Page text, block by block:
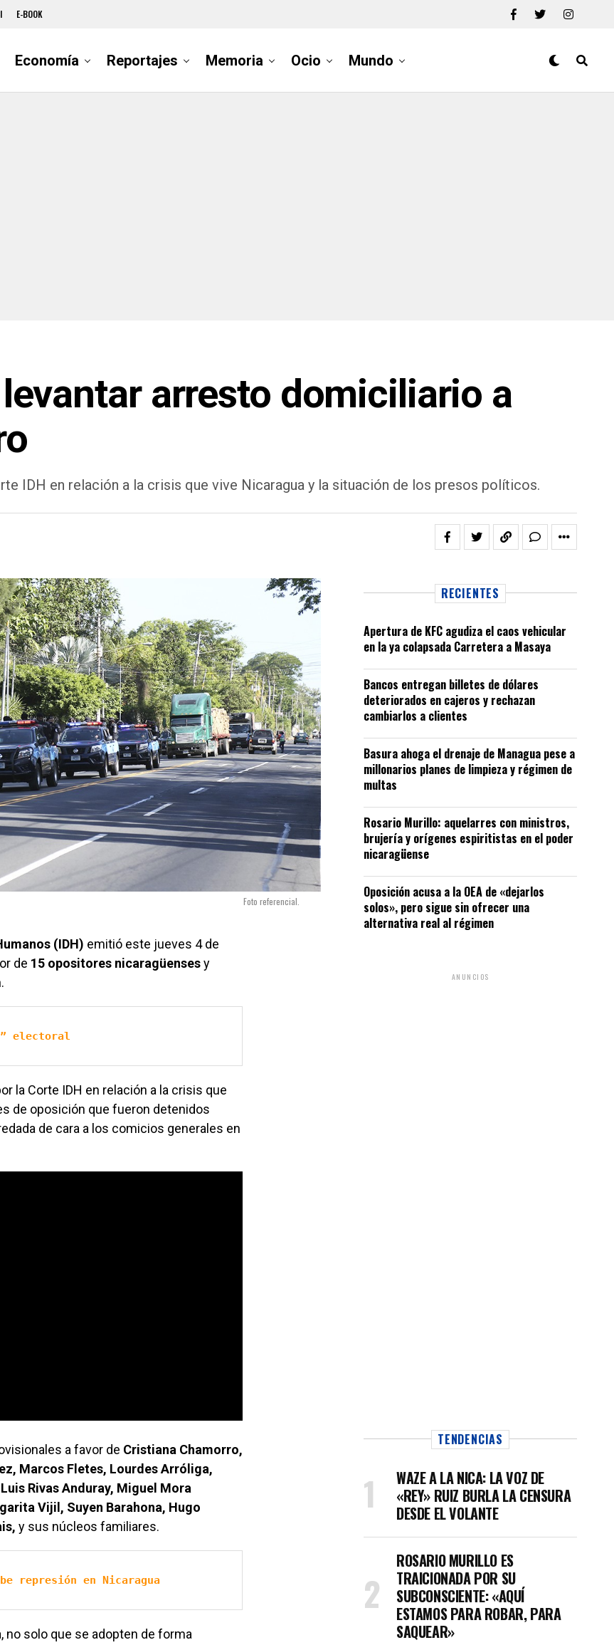
E-BOOK
Economía Reportajes Memoria Ocio Mundo
arresto domiciliario a
IDH en relación a la crisis que vive Nicaragua y la situación de los presos políticos.
Foto referencial.
(IDH) emitió este jueves 4 de
de 15 opositores nicaragüensesy
electoral
la Corte IDH en relación a la crisis que
de oposición que fueron detenidos
de cara a los comicios generales en
a favor de Cristiana Chamorro,
Marcos Fletes, Lourdes Arróliga,
Rivas Anduray, Miguel Mora
Vijil, Suyen Barahona, Hugo
y sus núcleos familiares.
represión en Nicaragua
no solo que se adopten de forma
RECIENTES
Apertura de KFC agudiza el caos vehicular
en la ya colapsada Carretera a Masaya
Bancos entregan billetes de dólares
deteriorados en cajeros y rechazan
cambiarlos a clientes
Basura ahoga el drenaje de Managua pese a
millonarios planes de limpieza y régimen de
multas
Rosario Murillo: aquelarres con ministros,
brujería y orígenes espiritistas en el poder
nicaragüense
Oposición acusa a la OEA de «dejarlos
solos», pero sigue sin ofrecer una
alternativa real al régimen
ANUNCIOS
TENDENCIAS
WAZE A LA NICA: LA VOZ DE
«REY» RUIZ BURLA LA CENSURA
DESDE EL VOLANTE
ROSARIO MURILLO ES
TRAICIONADA POR SU
SUBCONSCIENTE: «AQUÍ
ESTAMOS PARA ROBAR, PARA
SAQUEAR»